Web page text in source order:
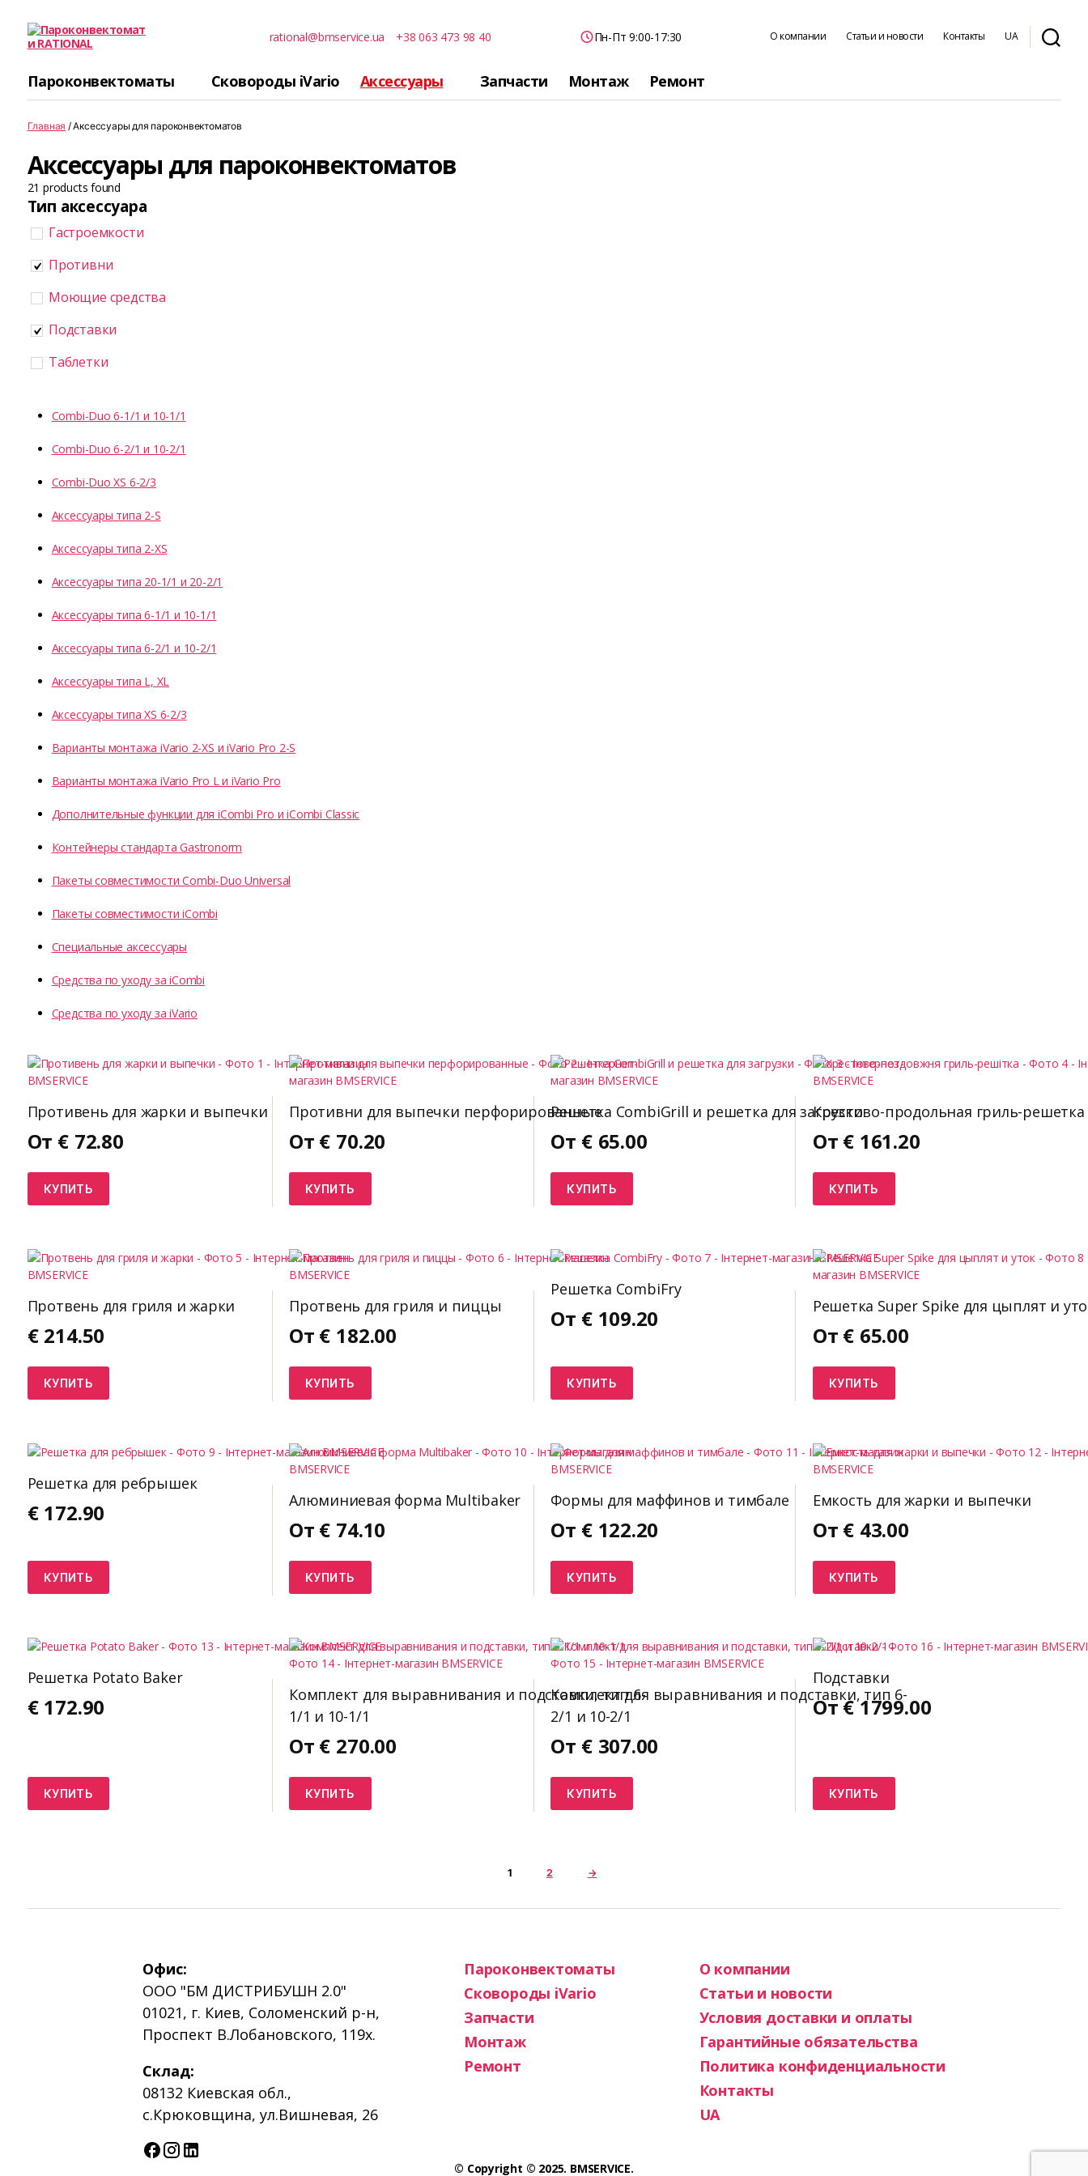
rational@bmservice.ua +38 063 473 98 40 Пн-Пт 9:00-17:30 О компании Статьи и новости Контакты UA
Пароконвектоматы Сковороды iVario Аксессуары Запчасти Монтаж Ремонт
Главная / Аксессуары для пароконвектоматов
Аксессуары для пароконвектоматов
21 products found
Тип аксессуара
Гастроемкости
Противни
Моющие средства
Подставки
Таблетки
Combi-Duo 6-1/1 и 10-1/1
Combi-Duo 6-2/1 и 10-2/1
Combi-Duo XS 6-2/3
Аксессуары типа 2-S
Аксессуары типа 2-XS
Аксессуары типа 20-1/1 и 20-2/1
Аксессуары типа 6-1/1 и 10-1/1
Аксессуары типа 6-2/1 и 10-2/1
Аксессуары типа L, XL
Аксессуары типа XS 6-2/3
Варианты монтажа iVario 2-XS и iVario Pro 2-S
Варианты монтажа iVario Pro L и iVario Pro
Дополнительные функции для iCombi Pro и iCombi Classic
Контейнеры стандарта Gastronorm
Пакеты совместимости Combi-Duo Universal
Пакеты совместимости iCombi
Специальные аксессуары
Средства по уходу за iCombi
Средства по уходу за iVario
Противень для жарки и выпечки
От € 72.80
КУПИТЬ
Противни для выпечки перфорированные
От € 70.20
КУПИТЬ
Решетка CombiGrill и решетка для загрузки
От € 65.00
КУПИТЬ
Крестово-продольная гриль-решетка
От € 161.20
КУПИТЬ
Протвень для гриля и жарки
€ 214.50
КУПИТЬ
Протвень для гриля и пиццы
От € 182.00
КУПИТЬ
Решетка CombiFry
От € 109.20
КУПИТЬ
Решетка Super Spike для цыплят и
От € 65.00
КУПИТЬ
Решетка для ребрышек
€ 172.90
КУПИТЬ
Алюминиевая форма Multibaker
От € 74.10
КУПИТЬ
Формы для маффинов и тимбале
От € 122.20
КУПИТЬ
Емкость для жарки и выпечки
От € 43.00
КУПИТЬ
Решетка Potato Baker
€ 172.90
КУПИТЬ
Комплект для выравнивания и подставки, тип 6-
1/1 и 10-1/1
От € 270.00
КУПИТЬ
Комплект для выравнивания и подставки, тип 6-
2/1 и 10-2/1
От € 307.00
КУПИТЬ
Подставки
От€ 1799.00
КУПИТЬ
1 2 →
Офис:
ООО "БМ ДИСТРИБУШН 2.0"
01021, г. Киев, Соломенский р-н,
Проспект В.Лобановского, 119х.
Склад:
08132 Киевская обл.,
с.Крюковщина, ул.Вишневая, 26
Пароконвектоматы
Сковороды iVario
Запчасти
Монтаж
Ремонт
О компании
Статьи и новости
Условия доставки и оплаты
Гарантийные обязательства
Политика конфиденциальности
Контакты
UA
© Copyright © 2025. BMSERVICE.